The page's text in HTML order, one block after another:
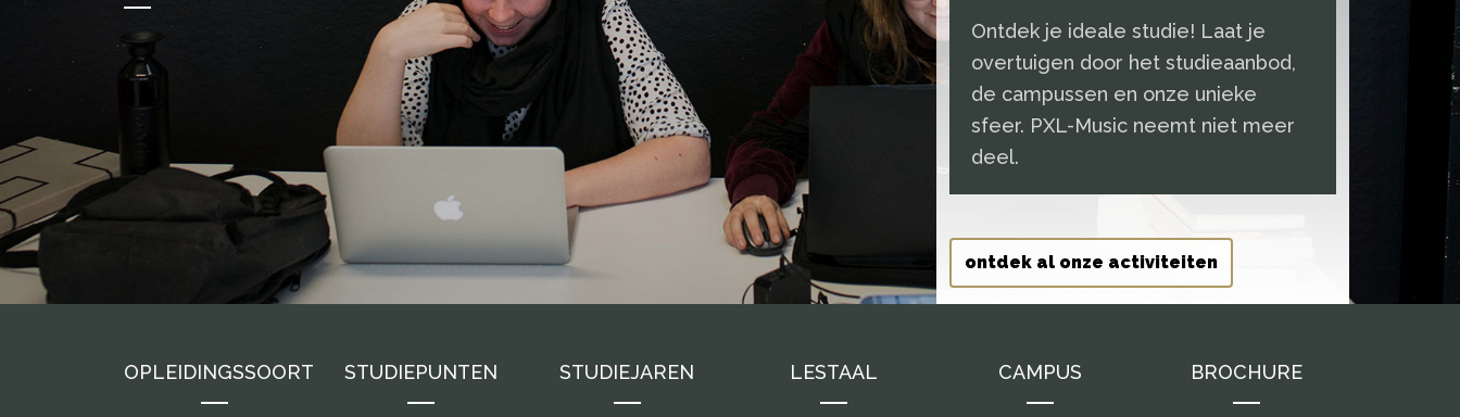
Ontdek je ideale studie! Laat je
overtuigen door het studieaanbod,
de campussen en onze unieke
sfeer. PXL-Music neemt niet meer
deel.
ontdek al onze activiteiten
OPLEIDINGSSOORT STUDIEPUNTEN STUDIEJAREN LESTAAL CAMPUS BROCHURE